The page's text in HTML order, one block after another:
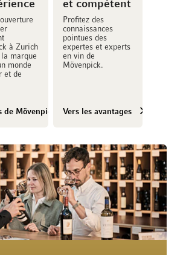
à Zurich
marque
monde
et de
de Mövenpick Vins
et compétent
Profitez des
connaissances
pointues des
expertes et experts
en vin de
Mövenpick.
Vers les avantages